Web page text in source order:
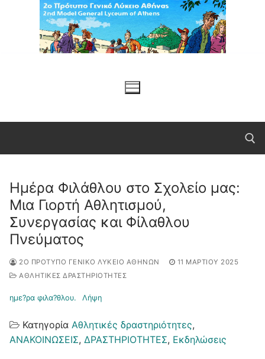
Μετάβαση
περιεχόμενο
Αναζήτηση για:
Ημέρα Φιλάθλου στο Σχολείο μας:
Μια Γιορτή Αθλητισμού,
Συνεργασίας και Φίλαθλου
Πνεύματος
2Ο ΠΡΌΤΥΠΟ ΓΕΝΙΚΌ ΛΎΚΕΙΟ ΑΘΗΝΏΝ
11 ΜΑΡΤΊΟΥ 2025
ΑΘΛΗΤΙΚΈΣ ΔΡΑΣΤΗΡΙΌΤΗΤΕΣ
ημε?ρα φιλα?θλου. Λήψη
Κατηγορία Αθλητικές δραστηριότητες,
ΑΝΑΚΟΙΝΩΣΕΙΣ, ΔΡΑΣΤΗΡΙΟΤΗΤΕΣ, Εκδηλώσεις